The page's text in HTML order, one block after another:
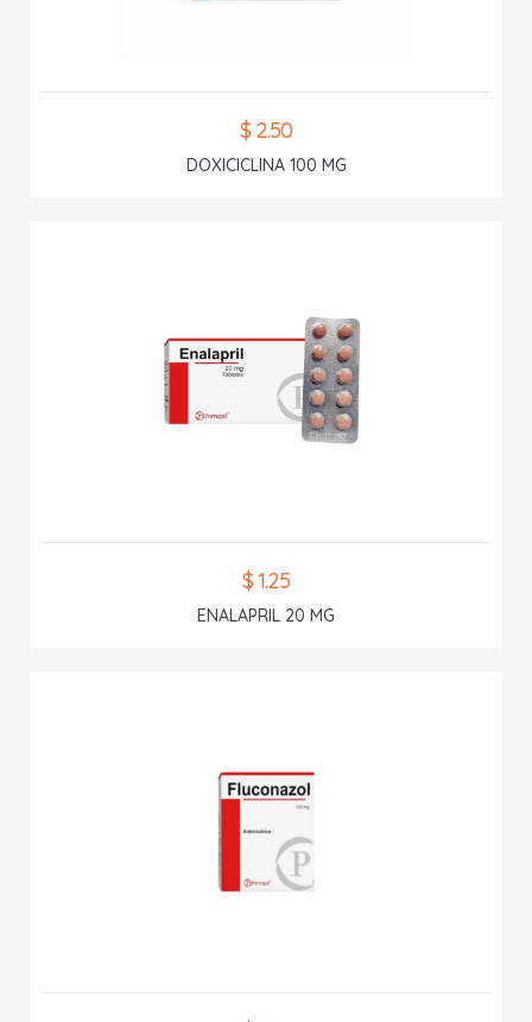
$ 2.50
DOXICICLINA 100 MG
$ 1.25
ENALAPRIL 20 MG